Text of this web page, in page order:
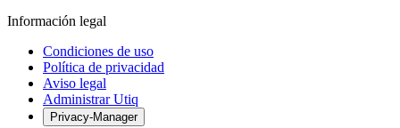
Información legal
Condiciones de uso
Política de privacidad
Aviso legal
Administrar Utiq
Privacy-Manager